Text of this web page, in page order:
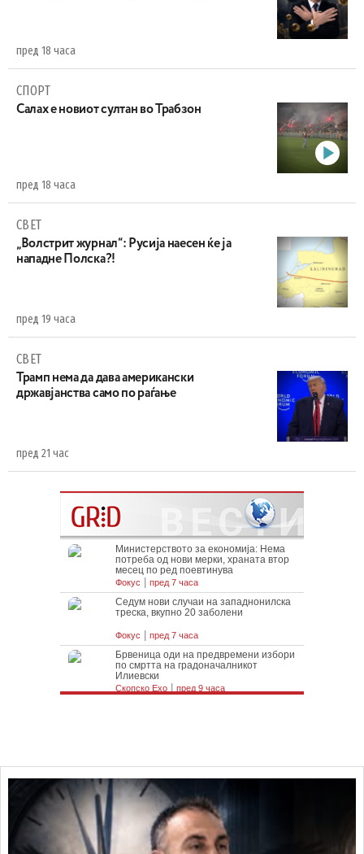
пред 18 часа
СПОРТ
Салах е новиот султан во Трабзон
пред 18 часа
СВЕТ
„Волстрит журнал“: Русија наесен ќе ја
нападне Полска?!
пред 19 часа
СВЕТ
Трамп нема да дава американски
државјанства само по раѓање
пред 21 час